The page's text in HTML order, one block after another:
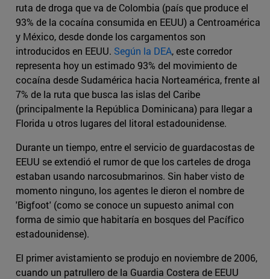
ruta de droga que va de Colombia (país que produce el
93% de la cocaína consumida en EEUU) a Centroamérica
y México, desde donde los cargamentos son
introducidos en EEUU. Según la DEA, este corredor
representa hoy un estimado 93% del movimiento de
cocaína desde Sudamérica hacia Norteamérica, frente al
7% de la ruta que busca las islas del Caribe
(principalmente la República Dominicana) para llegar a
Florida u otros lugares del litoral estadounidense.
Durante un tiempo, entre el servicio de guardacostas de
EEUU se extendió el rumor de que los carteles de droga
estaban usando narcosubmarinos. Sin haber visto de
momento ninguno, los agentes le dieron el nombre de
'Bigfoot' (como se conoce un supuesto animal con
forma de simio que habitaría en bosques del Pacífico
estadounidense).
El primer avistamiento se produjo en noviembre de 2006,
cuando un patrullero de la Guardia Costera de EEUU